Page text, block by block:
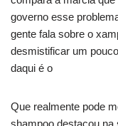
governo esse
gente fala sobre o
desmistificar um
daqui é o
Que realmente pode
shampoo destacou na